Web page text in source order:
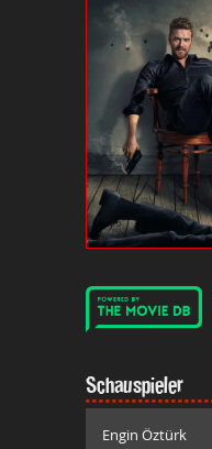
Schauspieler
Engin Öztürk